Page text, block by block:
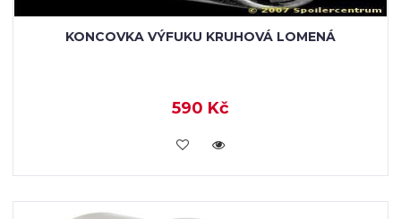
KONCOVKA VÝFUKU KRUHOVÁ LOMENÁ
590 Kč
VLOŽIT DO KOŠÍKU